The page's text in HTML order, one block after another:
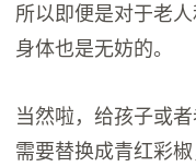
所以即便是对于老
身体也是无妨的。
当然啦，给孩子或
需要替换成青红彩椒